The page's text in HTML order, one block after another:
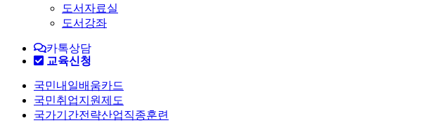
도서자료실
도서강좌
카톡상담
교육신청
국민내일배움카드
국민취업지원제도
국가기간전략산업직종훈련